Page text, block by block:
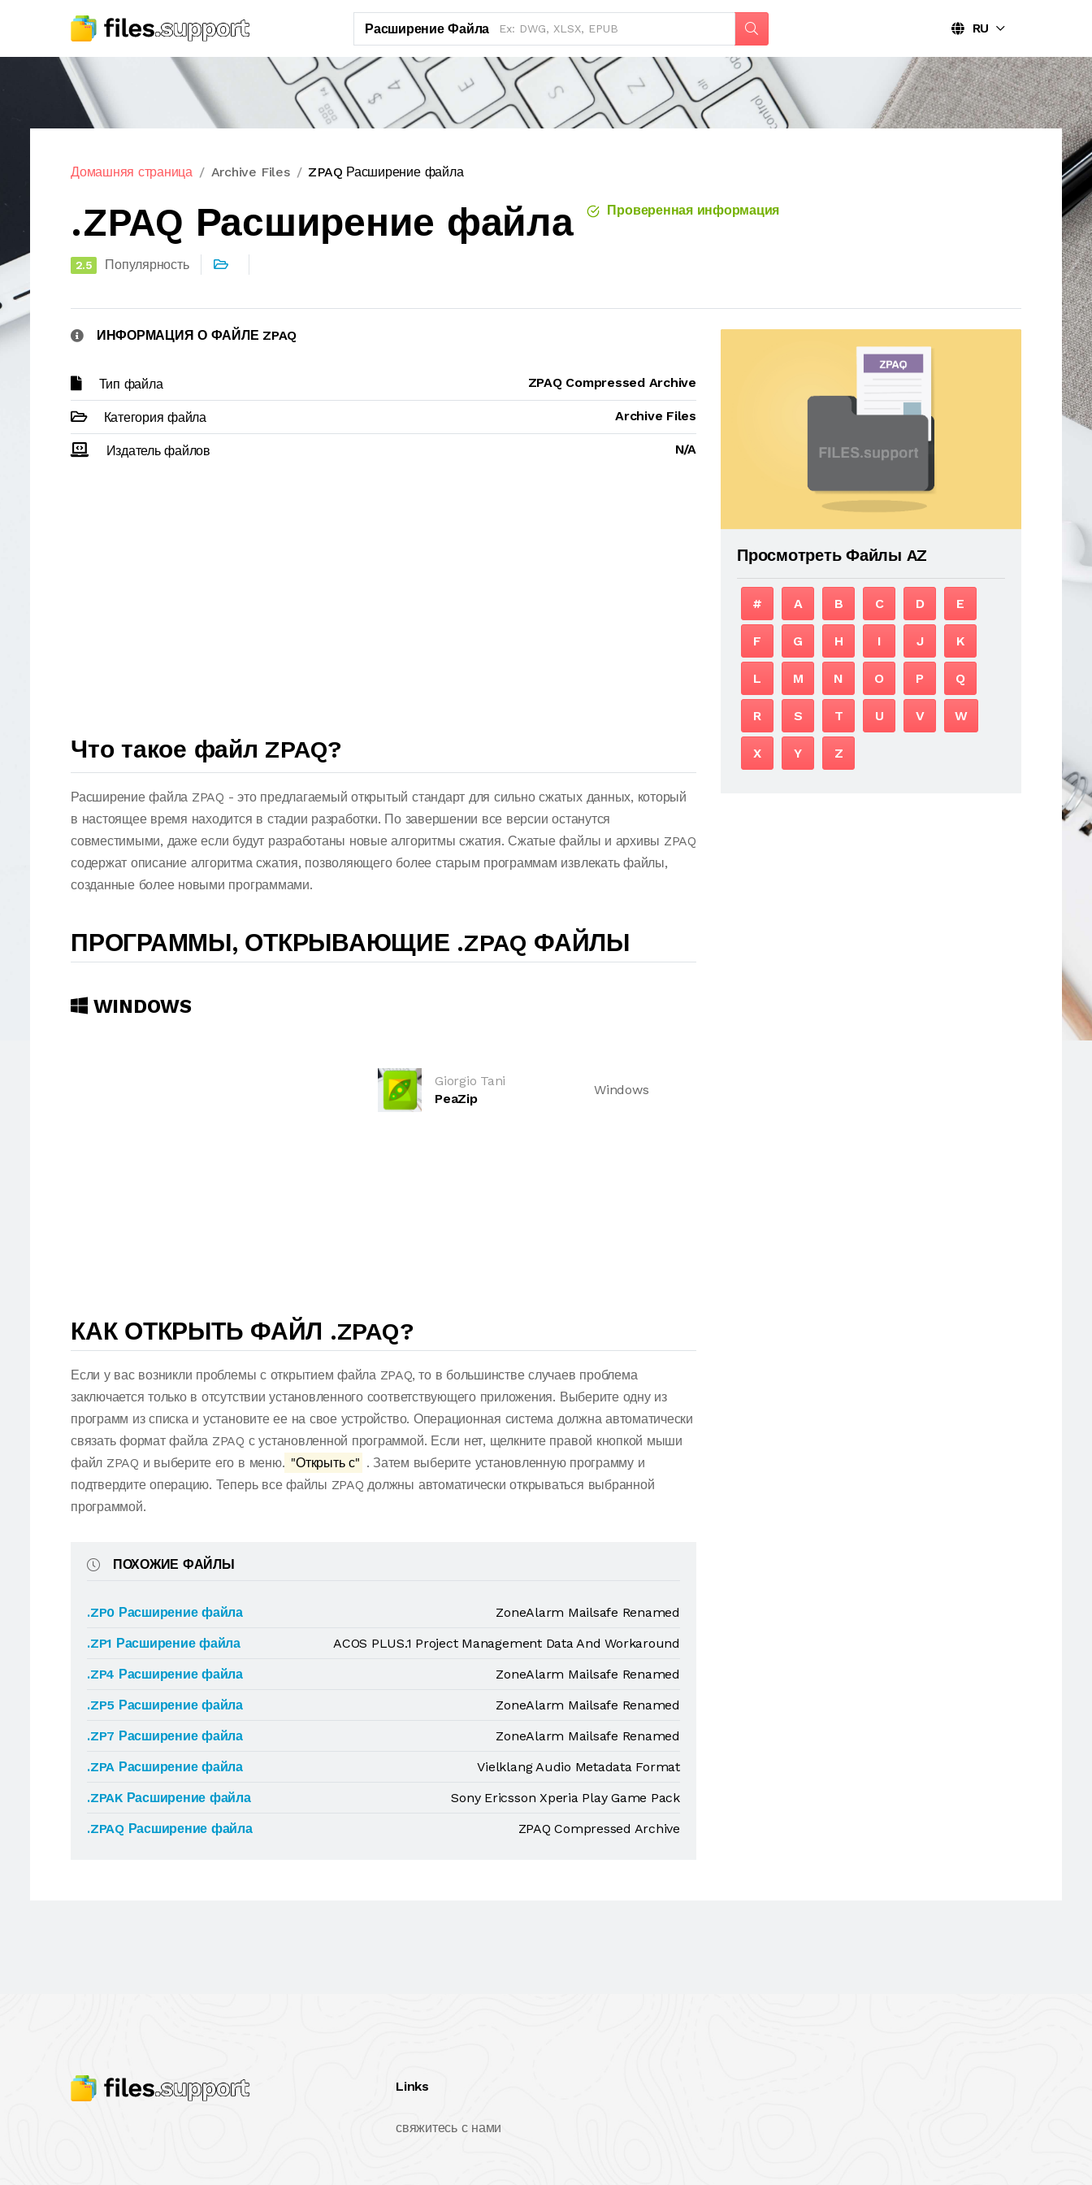
Расширение Файла RU
Домашняя страница Archive Files ZPAQ Расширение файла
.ZPAQ Расширение файла Проверенная информация
2.5 Популярность
ИНФОРМАЦИЯ О ФАЙЛЕ ZPAQ
Тип файла ZPAQ Compressed Archive
Категория файла Archive Files
Издатель файлов N/A
Что такое файл ZPAQ?
Расширение файла ZPAQ - это предлагаемый открытый стандарт для сильно сжатых данных, который
в настоящее время находится в стадии разработки. По завершении все версии останутся
совместимыми, даже если будут разработаны новые алгоритмы сжатия. Сжатые файлы и архивы ZPAQ
содержат описание алгоритма сжатия, позволяющего более старым программам извлекать файлы,
созданные более новыми программами.
ПРОГРАММЫ, ОТКРЫВАЮЩИЕ .ZPAQ ФАЙЛЫ
WINDOWS
Giorgio Tani
PeaZip
Windows
КАК ОТКРЫТЬ ФАЙЛ .ZPAQ?
Если у вас возникли проблемы с открытием файла ZPAQ, то в большинстве случаев проблема
заключается только в отсутствии установленного соответствующего приложения. Выберите одну из
программ из списка и установите ее на свое устройство. Операционная система должна автоматически
связать формат файла ZPAQ с установленной программой. Если нет, щелкните правой кнопкой мыши
файл ZPAQ и выберите его в меню. "Открыть с" . Затем выберите установленную программу и
подтвердите операцию. Теперь все файлы ZPAQ должны автоматически открываться выбранной
программой.
ПОХОЖИЕ ФАЙЛЫ
.ZP0 Расширение файла
ZoneAlarm Mailsafe Renamed
.ZP1 Расширение файла
ACOS PLUS.1 Project Management Data And Workaround
.ZP4 Расширение файла
ZoneAlarm Mailsafe Renamed
.ZP5 Расширение файла
ZoneAlarm Mailsafe Renamed
.ZP7 Расширение файла
ZoneAlarm Mailsafe Renamed
.ZPA Расширение файла
Vielklang Audio Metadata Format
.ZPAK Расширение файла
Sony Ericsson Xperia Play Game Pack
.ZPAQ Расширение файла
ZPAQ Compressed Archive
Просмотреть Файлы AZ
# A B C D E
F G H I J K
L M N O P Q
R S T U V W
X Y Z
Links
свяжитесь с нами